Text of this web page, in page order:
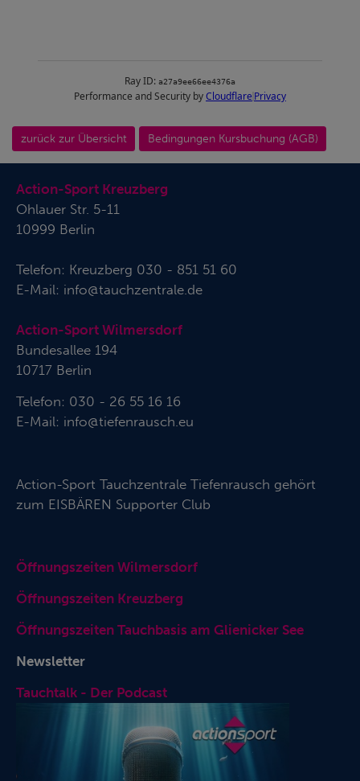
zurück zur Übersicht Bedingungen Kursbuchung (AGB)
Action-Sport Kreuzberg
Ohlauer Str. 5-11
10999 Berlin
Telefon: Kreuzberg 030 - 851 51 60
E-Mail: info@tauchzentrale.de
Action-Sport Wilmersdorf
Bundesallee 194
10717 Berlin
Telefon: 030 - 26 55 16 16
E-Mail: info@tiefenrausch.eu
Action-Sport Tauchzentrale Tiefenrausch gehört
zum EISBÄREN Supporter Club
Öffnungszeiten Wilmersdorf
Öffnungszeiten Kreuzberg
Öffnungszeiten Tauchbasis am Glienicker See
Newsletter
Tauchtalk - Der Podcast